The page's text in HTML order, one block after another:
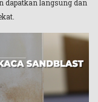
dapatkan langsung dan